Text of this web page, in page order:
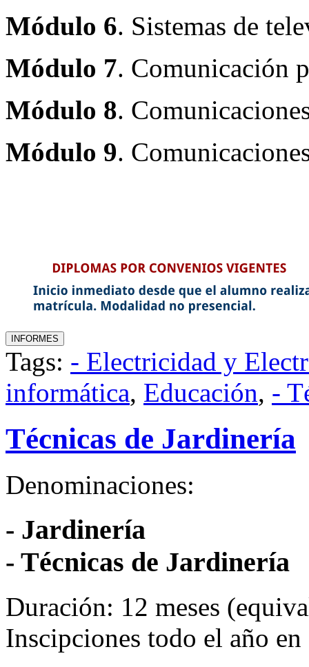
Módulo 6. Sistemas de
Módulo 7. Comunicación
Módulo 8.
Módulo 9.
Tags: - Electricidad y
informática, Educación, -
Técnicas de Jardinería
Denominaciones:
- Jardinería
- Técnicas de Jardinería
Duración: 12 meses
Inscipciones todo el año